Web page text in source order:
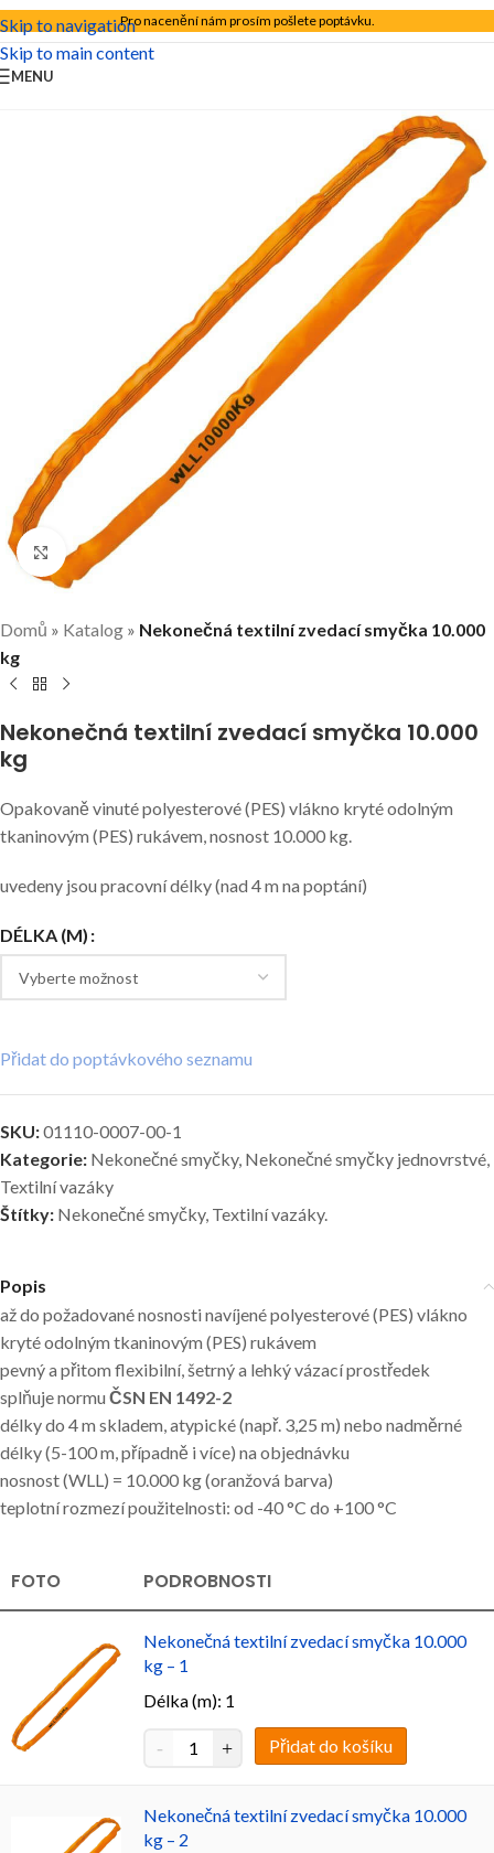
Skip to navigation
Skip to main content
Pro nacenění nám prosím pošlete poptávku.
MENU
Klikni pro zvětšení
Domů » Katalog » Nekonečná textilní zvedací smyčka 10.000
kg
Nekonečná textilní zvedací smyčka 10.000
kg
Opakovaně vinuté polyesterové (PES) vlákno kryté odolným
tkaninovým (PES) rukávem, nosnost 10.000 kg.
uvedeny jsou pracovní délky (nad 4 m na poptání)
DÉLKA (M)
Přidat do poptávkového seznamu
SKU:01110-0007-00-1
Kategorie: Nekonečné smyčky, Nekonečné smyčky jednovrstvé,
Textilní vazáky
Štítky: Nekonečné smyčky, Textilní vazáky.
Popis
až do požadované nosnosti navíjené polyesterové (PES) vlákno
kryté odolným tkaninovým (PES) rukávem
pevný a přitom flexibilní, šetrný a lehký vázací prostředek
splňuje normu ČSN EN 1492-2
délky do 4 m skladem, atypické (např. 3,25 m) nebo nadměrné
délky (5-100 m, případně i více) na objednávku
nosnost (WLL) = 10.000 kg (oranžová barva)
teplotní rozmezí použitelnosti: od -40 °C do +100 °C
FOTO PODROBNOSTI
Nekonečná textilní zvedací smyčka 10.000
kg – 1
Délka (m): 1
Přidat do košíku
Nekonečná textilní zvedací smyčka 10.000
kg – 2